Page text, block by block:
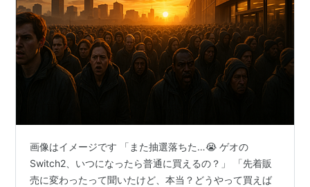
画像はイメージです 「また抽選落ちた…😭 ゲオの
Switch2、いつになったら普通に買えるの？」 「先着販
売に変わったって聞いたけど、本当？どうやって買えば